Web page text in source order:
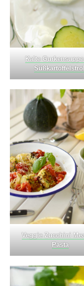
Kalte
Veggie Zucchini
Pasta